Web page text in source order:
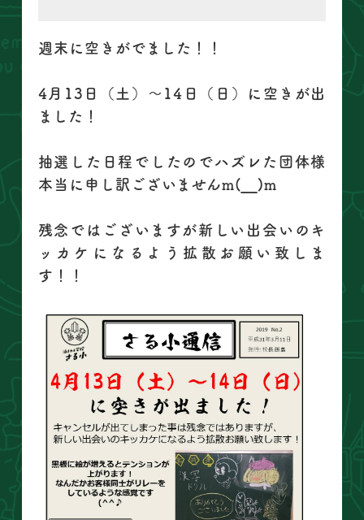
週末に空きがでました！！
4月13日（土）～14日（日）に空きが出
ました！
抽選した日程でしたのでハズレた団体様
本当に申し訳ございませんm(__)m
残念ではございますが新しい出会いのキ
ッカケになるよう拡散お願い致しま
す！！